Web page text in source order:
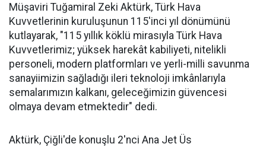
Müşaviri Tuğamiral Zeki Aktürk, Türk Hava
Kuvvetlerinin kuruluşunun 115'inci yıl dönümünü
kutlayarak, "115 yıllık köklü mirasıyla Türk Hava
Kuvvetlerimiz; yüksek harekât kabiliyeti, nitelikli
personeli, modern platformları ve yerli-milli savunma
sanayiimizin sağladığı ileri teknoloji imkânlarıyla
semalarımızın kalkanı, geleceğimizin güvencesi
olmaya devam etmektedir" dedi.
Aktürk, Çiğli'de konuşlu 2'nci Ana Jet Üs